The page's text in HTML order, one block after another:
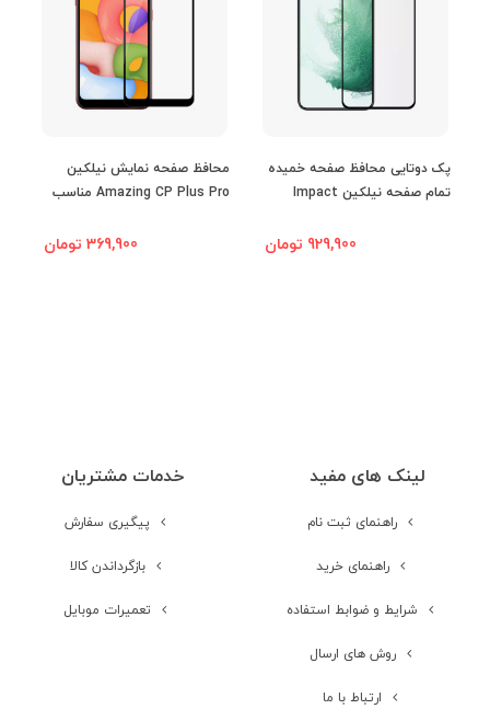
پک دوتایی محافظ صفحه خمیده
تمام صفحه نیلکین Impact
Samsung Galaxy S22 Plus 5G
929,900 تومان
محافظ صفحه نمایش نیلکین
Amazing CP Plus Pro مناسب
369,900 تومان
لینک های مفید
راهنمای ثبت نام
راهنمای خرید
شرایط و ضوابط استفاده
روش های ارسال
ارتباط با ما
خدمات مشتریان
پیگیری سفارش
بازگرداندن کالا
تعمیرات موبایل